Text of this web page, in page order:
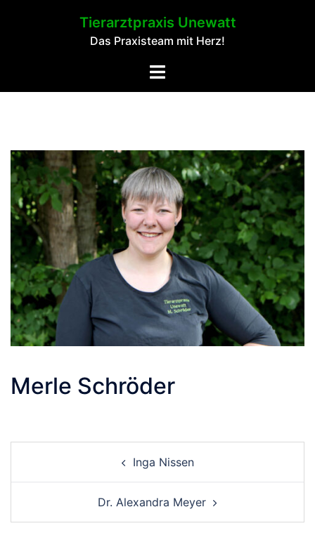
Tierarztpraxis Unewatt
Das Praxisteam mit Herz!
Toggle
Merle Schröder
Inga Nissen
Dr. Alexandra Meyer